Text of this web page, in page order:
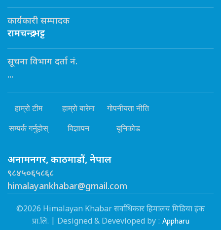
कार्यकारी सम्पादक
रामचन्द्र भट्ट
सूचना विभाग दर्ता नं.
...
हाम्रो टीम हाम्रो बारेमा गोपनीयता नीति
सम्पर्क गर्नुहोस् विज्ञापन यूनिकोड
अनामनगर, काठमाडौं, नेपाल
९८४५०६५८६८
himalayankhabar@gmail.com
©2026 Himalayan Khabar सर्वाधिकार हिमालय मिडिया इंक
प्रा.लि. | Designed & Devevloped by : Appharu